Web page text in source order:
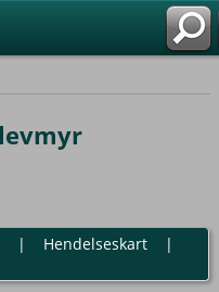
| Hendelseskart|